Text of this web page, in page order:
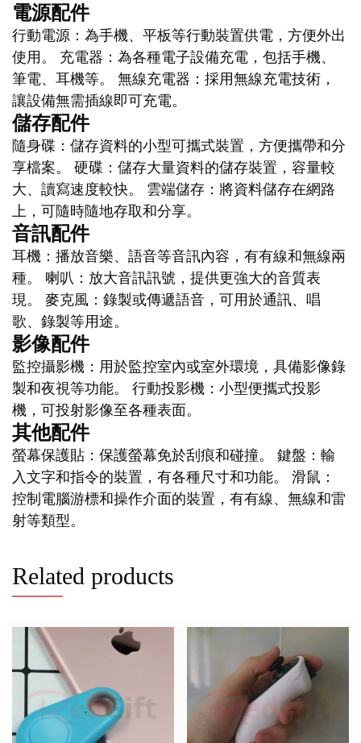
電源配件
行動電源：為手機、平板等行動裝置供電，方便外出
使用。 充電器：為各種電子設備充電，包括手機、
筆電、耳機等。 無線充電器：採用無線充電技術，
讓設備無需插線即可充電。
儲存配件
隨身碟：儲存資料的小型可攜式裝置，方便攜帶和分
享檔案。 硬碟：儲存大量資料的儲存裝置，容量較
大、讀寫速度較快。 雲端儲存：將資料儲存在網路
上，可隨時隨地存取和分享。
音訊配件
耳機：播放音樂、語音等音訊內容，有有線和無線兩
種。 喇叭：放大音訊訊號，提供更強大的音質表
現。 麥克風：錄製或傳遞語音，可用於通訊、唱
歌、錄製等用途。
影像配件
監控攝影機：用於監控室內或室外環境，具備影像錄
製和夜視等功能。 行動投影機：小型便攜式投影
機，可投射影像至各種表面。
其他配件
螢幕保護貼：保護螢幕免於刮痕和碰撞。 鍵盤：輸
入文字和指令的裝置，有各種尺寸和功能。 滑鼠：
控制電腦游標和操作介面的裝置，有有線、無線和雷
射等類型。
Related products